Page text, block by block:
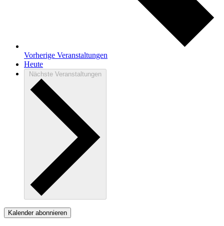
Vorherige Veranstaltungen
Heute
Nächste Veranstaltungen
Kalender abonnieren